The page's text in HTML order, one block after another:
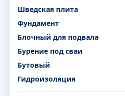
Шведская плита
Фундамент
Блочный для подвала
Бурение под сваи
Бутовый
Гидроизоляция